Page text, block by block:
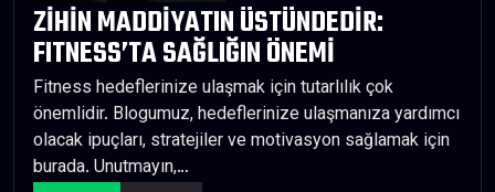
ZİHİN MADDİYATIN ÜSTÜNDEDİR:
FITNESS’TA SAĞLIĞIN ÖNEMİ
Fitness hedeflerinize ulaşmak için tutarlılık çok
önemlidir. Blogumuz, hedeflerinize ulaşmanıza yardımcı
olacak ipuçları, stratejiler ve motivasyon sağlamak için
burada. Unutmayın,…